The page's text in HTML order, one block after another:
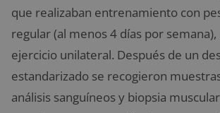
que realizaban entrenamiento con
regular (al menos 4 días por
ejercicio unilateral. Después de un
estandarizado se recogieron
análisis sanguíneos y biopsia